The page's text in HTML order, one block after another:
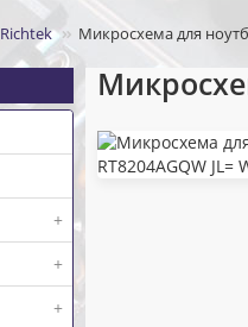
Richtek Микросхема для
+
+
+